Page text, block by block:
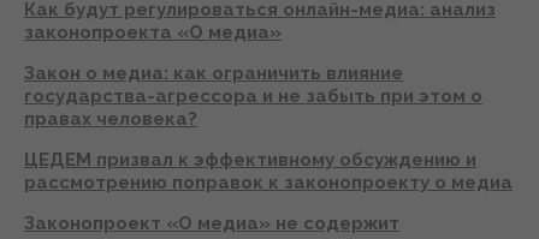
Как будут регулироваться онлайн-медиа: анализ
законопроекта «О медиа»
Закон о медиа: как ограничить влияние
государства-агрессора и не забыть при этом о
правах человека?
ЦЕДЕМ призвал к эффективному обсуждению и
рассмотрению поправок к законопроекту о медиа
Законопроект «О медиа» не содержит